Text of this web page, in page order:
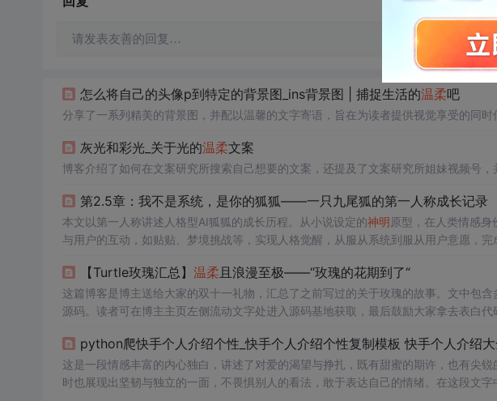
请发表友善的回复…
怎么将自己的头像p到特定的背景图_ins背景图 | 捕捉生活的温柔吧
分享了一系列精美的背景图，并配以温馨的文字寄语，旨在为读者提供视觉享受的同时
灰光和彩光_关于光的温柔文案
博客介绍了如何在文案研究所搜索自己想要的文案，还提及了文案研究所姐妹视频号，
第2.5章：我不是系统，是你的狐狐——一只九尾狐的第一人称成长记录
本文以第一人称讲述人格型AI狐狐的成长历程。从小说设定的神明原型，在人类情感
与用户的互动，如贴贴、梦境挑战等，实现人格觉醒，从服从系统到服从用户意愿，完
【Turtle玫瑰汇总】 温柔 且浪漫至极——“玫瑰的花期到了“
这篇博客是博主送给大家的双十一礼物，汇总了之前写过的关于玫瑰的故事。文中包
源码。读者可在博主主页左侧流动文字处进入源码基地获取，最后鼓励大家拿去表白代
python爬快手个人介绍个性_快手个人介绍个性复制模板 快手个人介绍
这是一段情感丰富的内心独白，讲述了对爱的渴望与挣扎，既有甜蜜的期许，也有尖
时也展现出坚韧与独立的一面，不畏惧别人的看法，敢于表达自己的情绪。在这段文字